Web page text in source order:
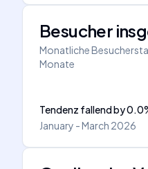
Besucher
Monatliche
Monate
Tendenz fallendby0.0
January - March 2026